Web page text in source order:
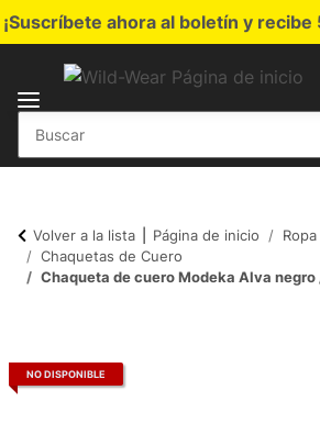
¡Suscríbete ahora al boletín y
Volver a la lista Página de inicio
Chaquetas de Cuero
Chaqueta de cuero Modeka Alva
NO DISPONIBLE